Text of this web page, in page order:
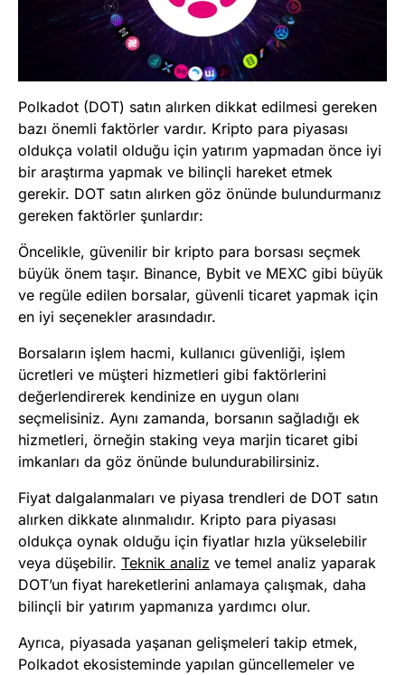
Polkadot (DOT) satın alırken dikkat edilmesi gereken
bazı önemli faktörler vardır. Kripto para piyasası
oldukça volatil olduğu için yatırım yapmadan önce iyi
bir araştırma yapmak ve bilinçli hareket etmek
gerekir. DOT satın alırken göz önünde bulundurmanız
gereken faktörler şunlardır:
Öncelikle, güvenilir bir kripto para borsası seçmek
büyük önem taşır. Binance, Bybit ve MEXC gibi büyük
ve regüle edilen borsalar, güvenli ticaret yapmak için
en iyi seçenekler arasındadır.
Borsaların işlem hacmi, kullanıcı güvenliği, işlem
ücretleri ve müşteri hizmetleri gibi faktörlerini
değerlendirerek kendinize en uygun olanı
seçmelisiniz. Aynı zamanda, borsanın sağladığı ek
hizmetleri, örneğin staking veya marjin ticaret gibi
imkanları da göz önünde bulundurabilirsiniz.
Fiyat dalgalanmaları ve piyasa trendleri de DOT satın
alırken dikkate alınmalıdır. Kripto para piyasası
oldukça oynak olduğu için fiyatlar hızla yükselebilir
veya düşebilir. Teknik analiz ve temel analiz yaparak
DOT’un fiyat hareketlerini anlamaya çalışmak, daha
bilinçli bir yatırım yapmanıza yardımcı olur.
Ayrıca, piyasada yaşanan gelişmeleri takip etmek,
Polkadot ekosisteminde yapılan güncellemeler ve